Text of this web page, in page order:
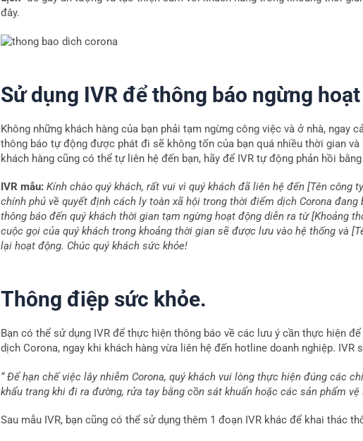
đây.
Sử dụng IVR để thông báo ngừng
Không những khách hàng của bạn phải tạm ngừng công việc và ở nhà, ngay
thông báo tự động được phát đi sẽ không tốn của bạn quá nhiều thời gian
khách hàng cũng có thể tự liên hệ đến bạn, hãy để IVR tự động phản hồi
IVR mẫu: Kính chào quý khách, rất vui vì quý khách đã liên hệ đến [Tên công
chính phủ về quyết định cách ly toàn xã hội trong thời điểm dịch Corona đang
thông báo đến quý khách thời gian tạm ngừng hoạt động diễn ra từ [Khoảng
cuộc gọi của quý khách trong khoảng thời gian sẽ được lưu vào hệ thống và
lại hoạt động. Chúc quý khách sức khỏe!
Thông điệp sức khỏe.
Bạn có thể sử dụng IVR để thực hiện thông báo về các lưu ý cần thực hiện
dịch Corona, ngay khi khách hàng vừa liên hệ đến hotline doanh nghiệp. IVR
“ Để hạn chế việc lây nhiễm Corona, quý khách vui lòng thực hiện đúng các
khẩu trang khi đi ra đường, rửa tay bằng cồn sát khuẩn hoặc các sản phẩm vệ
Sau mẫu IVR, bạn cũng có thể sử dụng thêm 1 đoạn IVR khác để khai thác